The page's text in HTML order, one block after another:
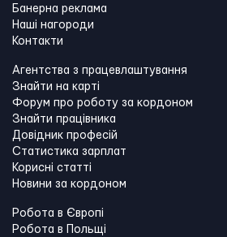
Банерна реклама
Наші нагороди
Контакти
Агентства з працевлаштування
Знайти на карті
Форум про роботу за кордоном
Знайти працівника
Довідник професій
Статистика зарплат
Корисні статті
Новини за кордоном
Робота в Європі
Робота в Польщі